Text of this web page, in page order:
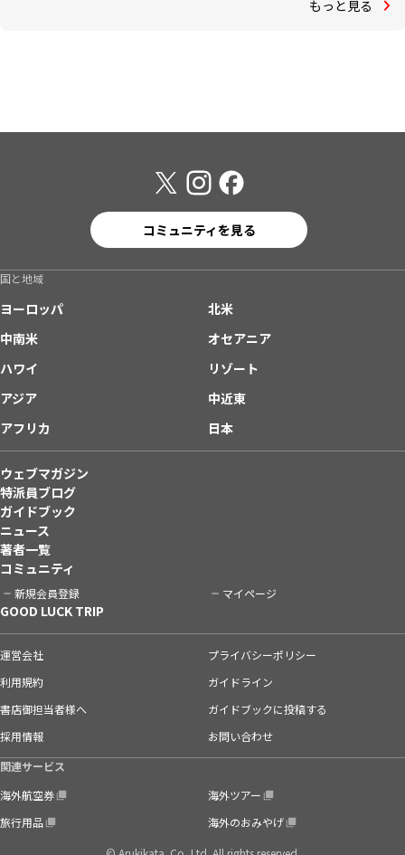
もっと見る
コミュニティを見る
国と地域
ヨーロッパ
北米
中南米
オセアニア
ハワイ
リゾート
アジア
中近東
アフリカ
日本
ウェブマガジン
特派員ブログ
ガイドブック
ニュース
著者一覧
コミュニティ
新規会員登録 マイページ
GOOD LUCK TRIP
運営会社
プライバシーポリシー
利用規約
ガイドライン
書店御担当者様へ
ガイドブックに投稿する
採用情報
お問い合わせ
関連サービス
海外航空券
海外ツアー
旅行用品
海外のおみやげ